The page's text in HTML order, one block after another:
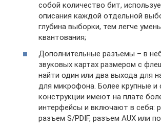
собой количество бит,
описания каждой отдельной
глубина выборки, тем легче
квантования;
Дополнительные разъемы – в
звуковых картах размером с
найти один или два выхода для
для микрофона. Более крупные и
конструкции имеют на плате
интерфейсы и включают в себя:
разъем S/PDIF, разъем AUX или